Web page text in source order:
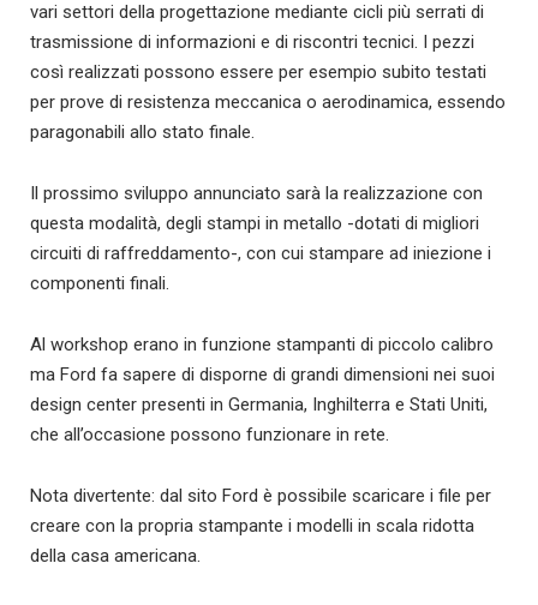
vari settori della progettazione mediante cicli più serrati di
trasmissione di informazioni e di riscontri tecnici. I pezzi
così realizzati possono essere per esempio subito testati
per prove di resistenza meccanica o aerodinamica, essendo
paragonabili allo stato finale.
Il prossimo sviluppo annunciato sarà la realizzazione con
questa modalità, degli stampi in metallo -dotati di migliori
circuiti di raffreddamento-, con cui stampare ad iniezione i
componenti finali.
Al workshop erano in funzione stampanti di piccolo calibro
ma Ford fa sapere di disporne di grandi dimensioni nei suoi
design center presenti in Germania, Inghilterra e Stati Uniti,
che all’occasione possono funzionare in rete.
Nota divertente: dal sito Ford è possibile scaricare i file per
creare con la propria stampante i modelli in scala ridotta
della casa americana.